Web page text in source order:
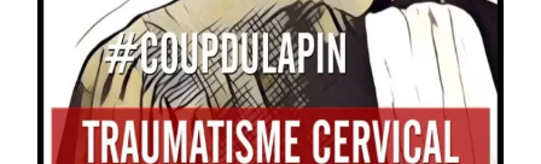
Indemniser le traumatisme cervical après un
accident de la route